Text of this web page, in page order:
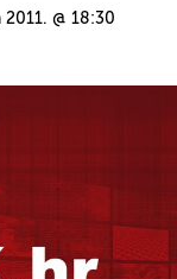
2011. @ 18:30